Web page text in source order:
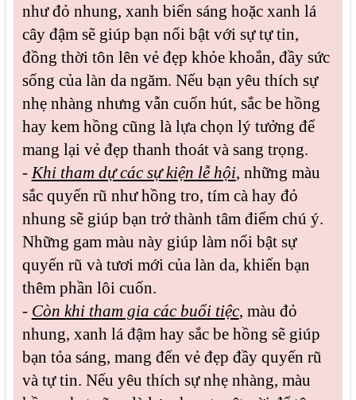
như đỏ nhung, xanh biển sáng hoặc xanh lá
cây đậm sẽ giúp bạn nổi bật với sự tự tin,
đồng thời tôn lên vẻ đẹp khỏe khoắn, đầy sức
sống của làn da ngăm. Nếu bạn yêu thích sự
nhẹ nhàng nhưng vẫn cuốn hút, sắc be hồng
hay kem hồng cũng là lựa chọn lý tưởng để
mang lại vẻ đẹp thanh thoát và sang trọng.
-Khi tham dự các sự kiện lễ hội, những màu
sắc quyến rũ như hồng tro, tím cà hay đỏ
nhung sẽ giúp bạn trở thành tâm điểm chú ý.
Những gam màu này giúp làm nổi bật sự
quyến rũ và tươi mới của làn da, khiến bạn
thêm phần lôi cuốn.
- Còn khi tham gia các buổi tiệc, màu đỏ
nhung, xanh lá đậm hay sắc be hồng sẽ giúp
bạn tỏa sáng, mang đến vẻ đẹp đầy quyến rũ
và tự tin. Nếu yêu thích sự nhẹ nhàng, màu